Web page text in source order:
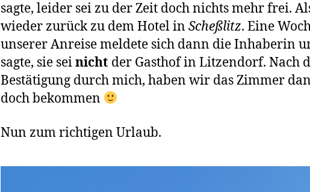
sagte, leider sei zu der Zeit doch nichts mehr frei.
wieder zurück zu dem Hotel in Scheßlitz. Eine
unserer Anreise meldete sich dann die Inhaberin
sagte, sie seinicht der Gasthof in Litzendorf. Nach
Bestätigung durch mich, haben wir das Zimmer
doch bekommen
Nun zum richtigen Urlaub.